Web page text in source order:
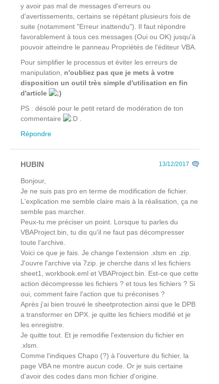
y avoir pas mal de messages d'erreurs ou
d'avertissements, certains se répétant plusieurs fois de
suite (notamment "Erreur inattendu"). Il faut répondre
favorablement à tous ces messages (Oui ou OK) jusqu'à
pouvoir atteindre le panneau Propriétés de l'éditeur VBA.
Pour simplifier le processus et éviter les erreurs de
manipulation, n'oubliez pas que je mets à votre
disposition un outil très simple d'utilisation en fin
d'article
PS : désolé pour le petit retard de modération de ton
commentaire
Répondre
HUBIN 13/12/2017
Bonjour,
Je ne suis pas pro en terme de modification de fichier.
L'explication me semble claire mais à la réalisation, ça ne
semble pas marcher.
Peux-tu me préciser un point. Lorsque tu parles du
VBAProject.bin, tu dis qu'il ne faut pas décompresser
toute l'archive.
Voici ce que je fais. Je change l'extension .xlsm en .zip.
J'ouvre l'archive via 7zip. je cherche dans xl les fichiers
sheet1, workbook.eml et VBAProject.bin. Est-ce que cette
action décompresse les fichiers ? et tous les fichiers ? Si
oui, comment faire l'action que tu préconises ?
Après j'ai bien trouvé le sheetprotection ainsi que le DPB
a transformer en DPX. je quitte les fichiers modifié et je
les enregistre.
Je quitte tout. Et je remodifie l'extension du fichier en
.xlsm.
Comme l'indiques Chapo (?) à l'ouverture du fichier, la
page VBA ne montre aucun code. Or je suis certaine
d'avoir des codes dans mon fichier d'origine.